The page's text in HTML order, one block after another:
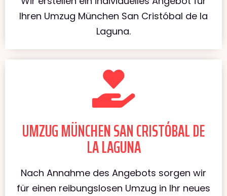
Ihren Umzug München San Cristóbal de la
Laguna.
UMZUG MÜNCHEN SAN CRISTÓBAL DE
LA LAGUNA
Nach Annahme des Angebots sorgen wir
für einen reibungslosen Umzug in Ihr neues